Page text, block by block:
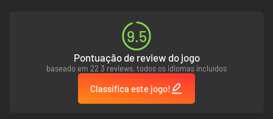
9.5
Pontuação de review do jogo
baseado em 22 3 reviews, todos os idiomas incluídos
Classifica este jogo!